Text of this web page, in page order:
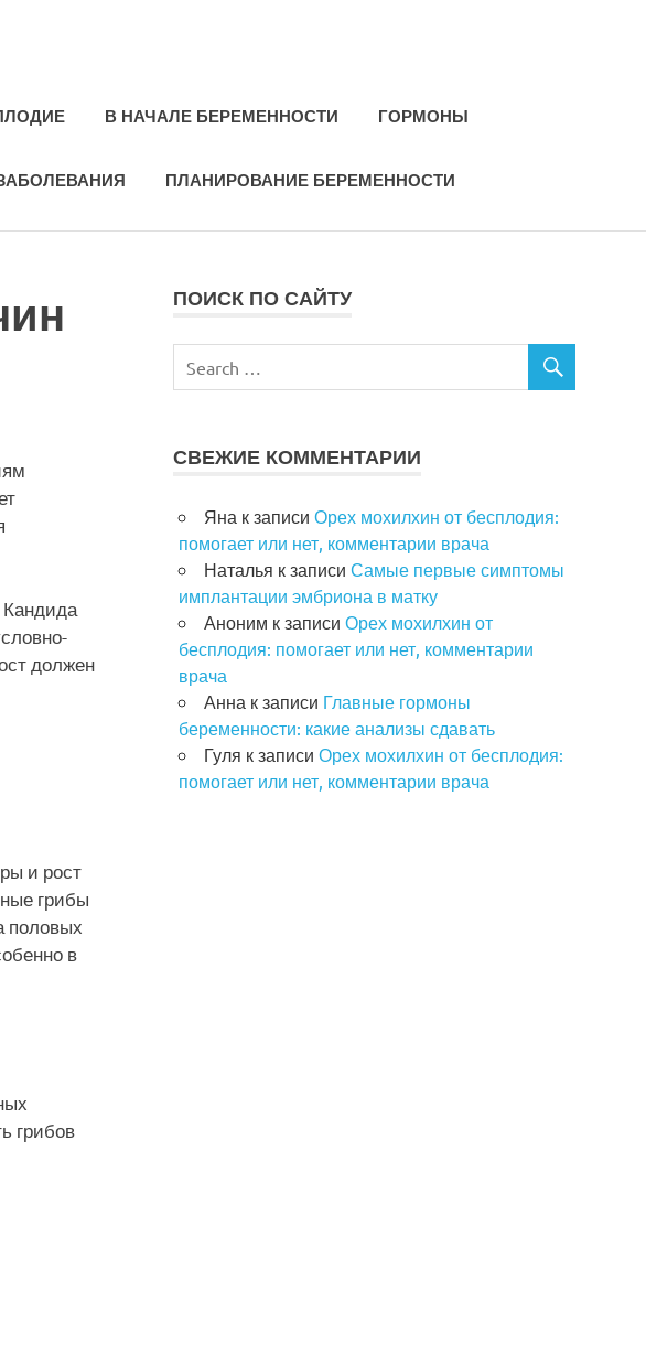
В НАЧАЛЕ БЕРЕМЕННОСТИ ГОРМОНЫ
ПЛАНИРОВАНИЕ БЕРЕМЕННОСТИ
должен
и рост
грибы
половых
в
грибов
ПОИСК ПО САЙТУ
СВЕЖИЕ КОММЕНТАРИИ
Яна к записи Орех мохилхин от бесплодия:
помогает или нет, комментарии врача
Наталья к записи Самые первые симптомы
имплантации эмбриона в матку
Аноним к записи Орех мохилхин от
бесплодия: помогает или нет, комментарии
врача
Анна к записи Главные гормоны
беременности: какие анализы сдавать
Гуля к записи Орех мохилхин от бесплодия:
помогает или нет, комментарии врача